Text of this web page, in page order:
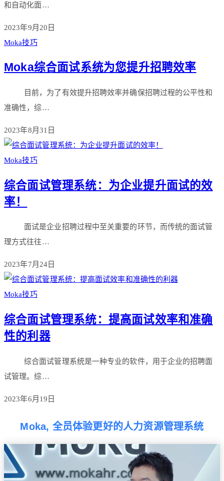
和自动化面…
2023年9月20日
Moka技巧
Moka综合面试系统为您提升招聘效率
目前，为了有效提升招聘效率并确保招聘过程的公平性和
准确性，综…
2023年8月31日
Moka技巧
综合面试管理系统：为企业提升面试的效
率！
面试是企业招聘过程中至关重要的环节，而传统的面试管
理方式往往…
2023年7月24日
Moka技巧
综合面试管理系统：提高面试效率和准确
性的利器
综合面试管理系统是一种专业的软件，用于企业的招聘面
试管理。综…
2023年6月19日
Moka, 全员体验更好的人力资源管理系统